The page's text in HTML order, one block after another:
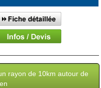
rayon de 10km autour de